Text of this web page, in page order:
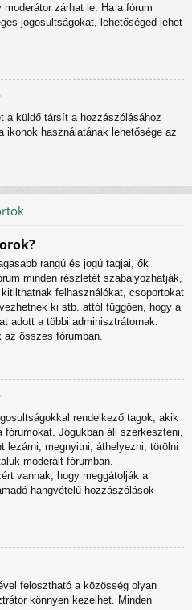
zárhat le. Ha a fórum
jogosultságokat, lehetőséged lehet
a küldő társít a hozzászólásához
ikonok használatának lehetősége az
rangú és jogú tagjai, ők
minden részletét szabályozhatják,
felhasználókat, csoportokat
ki stb. attól függően, hogy a
adott a többi adminisztrátornak.
az összes fórumban.
rendelkező tagok, akik
Jogukban áll szerkeszteni,
lezárni, megnyitni, áthelyezni, törölni
moderált fórumban.
vannak, hogy meggátolják a
hangvételű hozzászólások
felosztható a közösség olyan
könnyen kezelhet. Minden